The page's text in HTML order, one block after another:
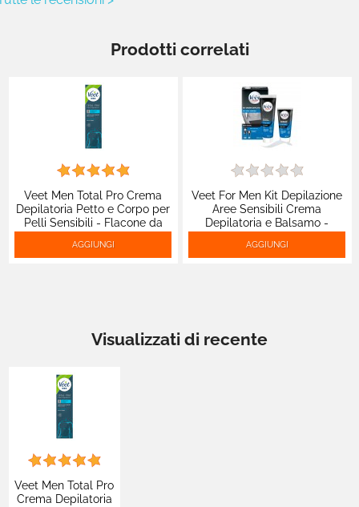
Prodotti correlati
Veet Men Total Pro Crema
Depilatoria Petto e Corpo per
Pelli Sensibili - Flacone da
200ml
AGGIUNGI
Veet For Men Kit Depilazione
Aree Sensibili Crema
Depilatoria e Balsamo -
Flaconi da 100ml + 50ml
AGGIUNGI
Visualizzati di recente
Veet Men Total Pro
Crema Depilatoria